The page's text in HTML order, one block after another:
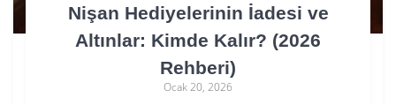
Nişan Hediyelerinin İadesi ve
Altınlar: Kimde Kalır? (2026
Rehberi)
Ocak 20, 2026